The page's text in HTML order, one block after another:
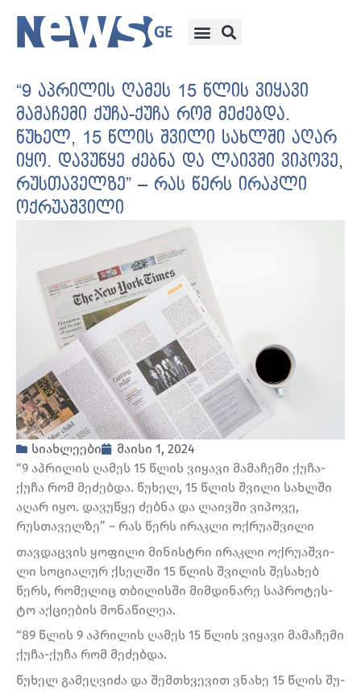
“9 აპრილის ღამეს 15 წლის ვიყავი
მამაჩემი ქუჩა-ქუჩა რომ მეძებდა.
წუხელ, 15 წლის შვილი სახლში აღარ
იყო. დავუწყე ძებნა და ლაივში ვიპოვე,
რუსთაველზე” – რას წერს ირაკლი
ოქრუაშვილი
სიახლეები
მაისი 1, 2024
“9 აპრილის ღამეს 15 წლის ვიყავი მამაჩემი ქუჩა-
ქუჩა რომ მეძებდა. წუხელ, 15 წლის შვილი სახლში
აღარ იყო. დავუწყე ძებნა და ლაივში ვიპოვე,
რუსთაველზე” – რას წერს ირაკლი ოქრუაშვილი
თავ­დაც­ვის ყო­ფი­ლი მი­ნის­ტრი ირაკ­ლი ოქ­რუ­აშ­ვი­
ლი სო­ცი­ა­ლურ ქსელ­ში 15 წლის შვი­ლის შე­სა­ხებ
წერს, რო­მე­ლიც თბი­ლის­ში მიმ­დი­ნა­რე საპ­რო­ტეს­
ტო აქ­ცი­ე­ბის მო­ნა­წი­ლეა.
“89 წლის 9 აპ­რი­ლის ღა­მეს 15 წლის ვი­ყა­ვი მა­მა­ჩე­მი
ქუჩა-ქუჩა რომ მე­ძებ­და.
წუ­ხელ გა­მეღ­ვი­ძა და შემ­თხვე­ვით ვნა­ხე 15 წლის შუ­